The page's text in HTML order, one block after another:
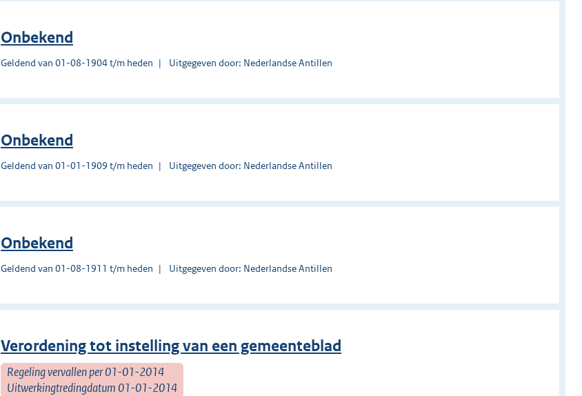
Onbekend
Geldend van 01-08-1904 t/m heden Uitgegeven door: Nederlandse Antillen
Onbekend
Geldend van 01-01-1909 t/m heden Uitgegeven door: Nederlandse Antillen
Onbekend
Geldend van 01-08-1911 t/m heden Uitgegeven door: Nederlandse Antillen
Verordening tot instelling van een gemeenteblad
Regeling vervallen per 01-01-2014
Uitwerkingtredingdatum 01-01-2014